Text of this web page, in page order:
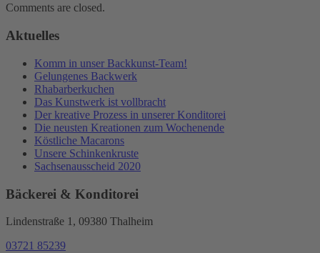
Comments are closed.
Aktuelles
Komm in unser Backkunst-Team!
Gelungenes Backwerk
Rhabarberkuchen
Das Kunstwerk ist vollbracht
Der kreative Prozess in unserer Konditorei
Die neusten Kreationen zum Wochenende
Köstliche Macarons
Unsere Schinkenkruste
Sachsenausscheid 2020
Bäckerei & Konditorei
Lindenstraße 1, 09380 Thalheim
03721 85239